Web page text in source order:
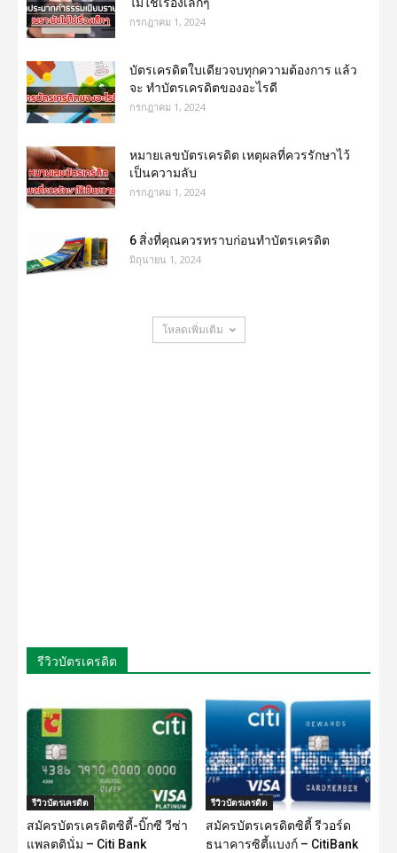
กรกฎาคม 1, 2024
บัตรเครดิตใบเดียวจบทุกความต้องการ แล้ว
จะ ทำบัตรเครดิตของอะไรดี
กรกฎาคม 1, 2024
หมายเลขบัตรเครดิต เหตุผลที่ควรรักษาไว้
เป็นความลับ
กรกฎาคม 1, 2024
6 สิ่งที่คุณควรทราบก่อนทำบัตรเครดิต
มิถุนายน 1, 2024
โหลดเพิ่มเติม
รีวิวบัตรเครดิต
รีวิวบัตรเครดิต
สมัครบัตรเครดิตซิตี้-บิ๊กซี วีซ่า
แพลตตินั่ม – Citi Bank
รีวิวบัตรเครดิต
สมัครบัตรเครดิตซิตี้ รีวอร์ด
ธนาคารซิตี้แบงก์ – CitiBank